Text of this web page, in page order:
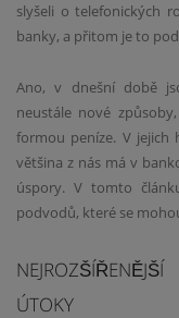
slyšeli o telefonických
banky, a přitom je to
Ano, v dnešní době
neustále nové
formou peníze. V jejich
většina z nás má v
úspory. V tomto
podvodů, které se
ÚTOKY